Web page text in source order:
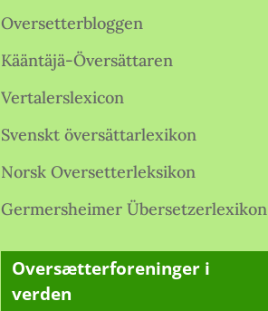
Oversetterbloggen
Kääntäjä-Översättaren
Vertalerslexicon
Svenskt översättarlexikon
Norsk Oversetterleksikon
Germersheimer Übersetzerlexikon
Oversætterforeninger i
verden